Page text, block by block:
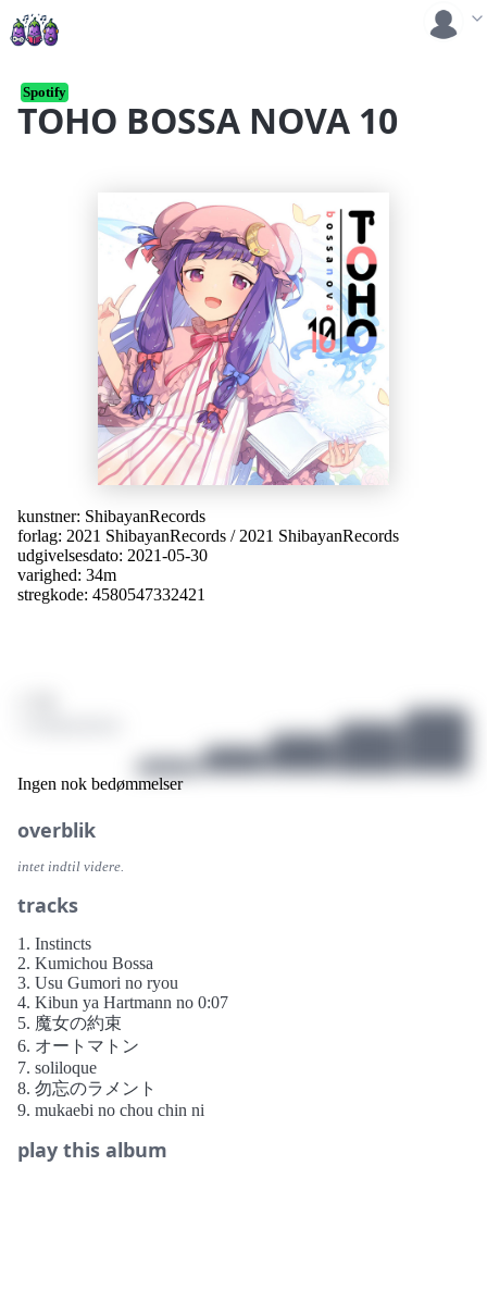
TOHO BOSSA NOVA 10
Spotify
kunstner: ShibayanRecords
forlag: 2021 ShibayanRecords / 2021 ShibayanRecords
udgivelsesdato: 2021-05-30
varighed: 34m
stregkode: 4580547332421
Ingen nok bedømmelser
overblik
intet indtil videre.
tracks
1. Instincts
2. Kumichou Bossa
3. Usu Gumori no ryou
4. Kibun ya Hartmann no 0:07
5. 魔女の約束
6. オートマトン
7. soliloque
8. 勿忘のラメント
9. mukaebi no chou chin ni
play this album